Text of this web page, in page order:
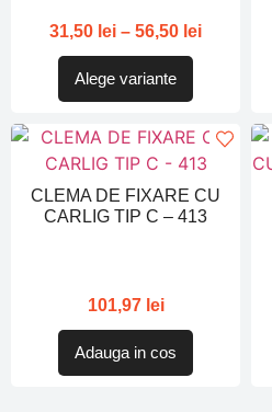
31,50 lei – 56,50 lei
Alege variante
CLEMA DE FIXARE CU
CARLIG TIP C – 413
101,97 lei
Adauga in cos